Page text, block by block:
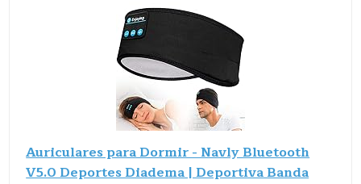
Auriculares para Dormir - Navly Bluetooth
V5.0 Deportes Diadema | Deportiva Banda